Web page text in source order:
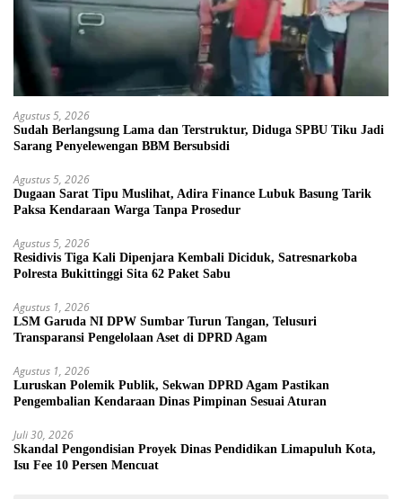
Agustus 5, 2026
Sudah Berlangsung Lama dan Terstruktur, Diduga SPBU Tiku Jadi
Sarang Penyelewengan BBM Bersubsidi
Agustus 5, 2026
Dugaan Sarat Tipu Muslihat, Adira Finance Lubuk Basung Tarik
Paksa Kendaraan Warga Tanpa Prosedur
Agustus 5, 2026
Residivis Tiga Kali Dipenjara Kembali Diciduk, Satresnarkoba
Polresta Bukittinggi Sita 62 Paket Sabu
Agustus 1, 2026
LSM Garuda NI DPW Sumbar Turun Tangan, Telusuri
Transparansi Pengelolaan Aset di DPRD Agam
Agustus 1, 2026
Luruskan Polemik Publik, Sekwan DPRD Agam Pastikan
Pengembalian Kendaraan Dinas Pimpinan Sesuai Aturan
Juli 30, 2026
Skandal Pengondisian Proyek Dinas Pendidikan Limapuluh Kota,
Isu Fee 10 Persen Mencuat